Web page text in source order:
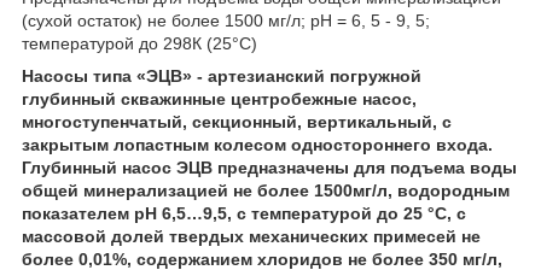
(сухой остаток) не более 1500 мг/л; pH = 6, 5 - 9, 5;
температурой до 298К (25°С)
Насосы типа «ЭЦВ» - артезианский погружной
глубинный скважинные центробежные насос,
многоступенчатый, секционный, вертикальный, с
закрытым лопастным колесом одностороннего входа.
Глубинный насос ЭЦВ предназначены для подъема воды
общей минерализацией не более 1500мг/л, водородным
показателем рН 6,5…9,5, с температурой до 25 °С, с
массовой долей твердых механических примесей не
более 0,01%, содержанием хлоридов не более 350 мг/л,